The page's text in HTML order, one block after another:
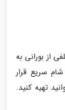
از بورانی به
سریع قرار
تهیه کنید.